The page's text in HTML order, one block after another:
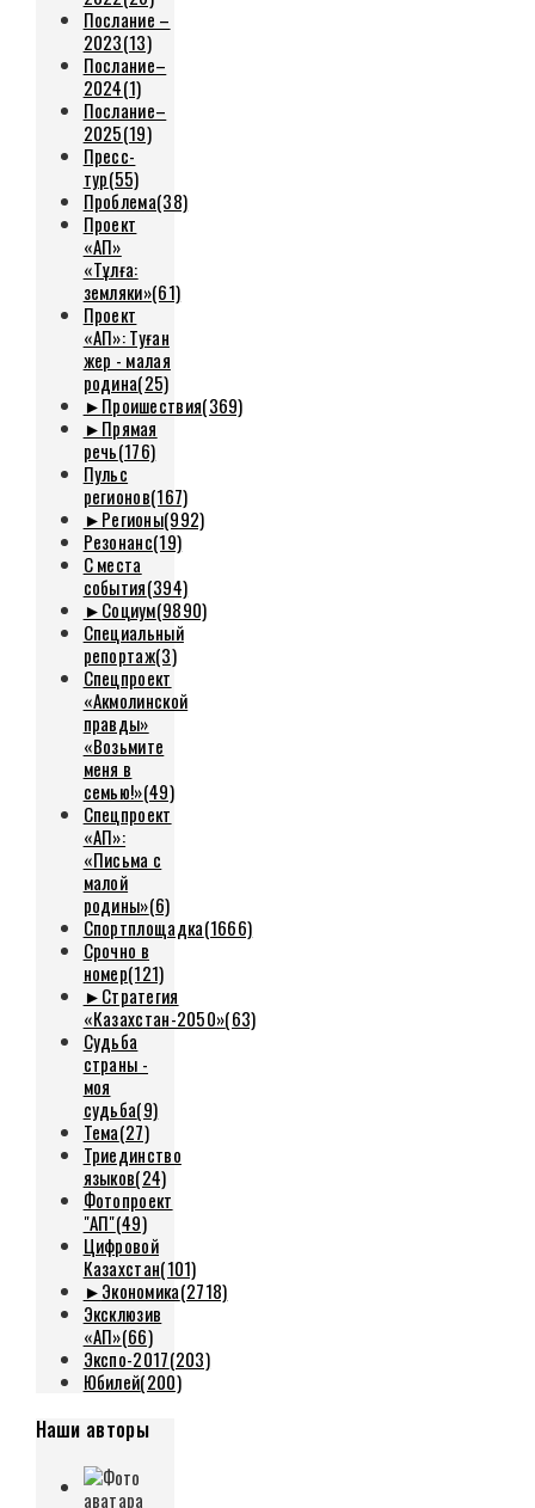
Послание –
2023(13)
Послание–
2024(1)
Послание–
2025(19)
Пресс-
тур(55)
Проблема(38)
Проект
«АП»
«Тұлға:
земляки»(61)
Проект
«АП»: Туған
жер - малая
родина(25)
►Проишествия(369)
►Прямая
речь(176)
Пульс
регионов(167)
►Регионы(992)
Резонанс(19)
С места
события(394)
►Социум(9890)
Специальный
репортаж(3)
Спецпроект
«Акмолинской
правды»
«Возьмите
меня в
семью!»(49)
Спецпроект
«АП»:
«Письма с
малой
родины»(6)
Спортплощадка(1666)
Срочно в
номер(121)
►Стратегия
«Казахстан-2050»(63)
Судьба
страны -
моя
судьба(9)
Тема(27)
Триединство
языков(24)
Фотопроект
"АП"(49)
Цифровой
Казахстан(101)
►Экономика(2718)
Эксклюзив
«АП»(66)
Экспо-2017(203)
Юбилей(200)
Наши авторы